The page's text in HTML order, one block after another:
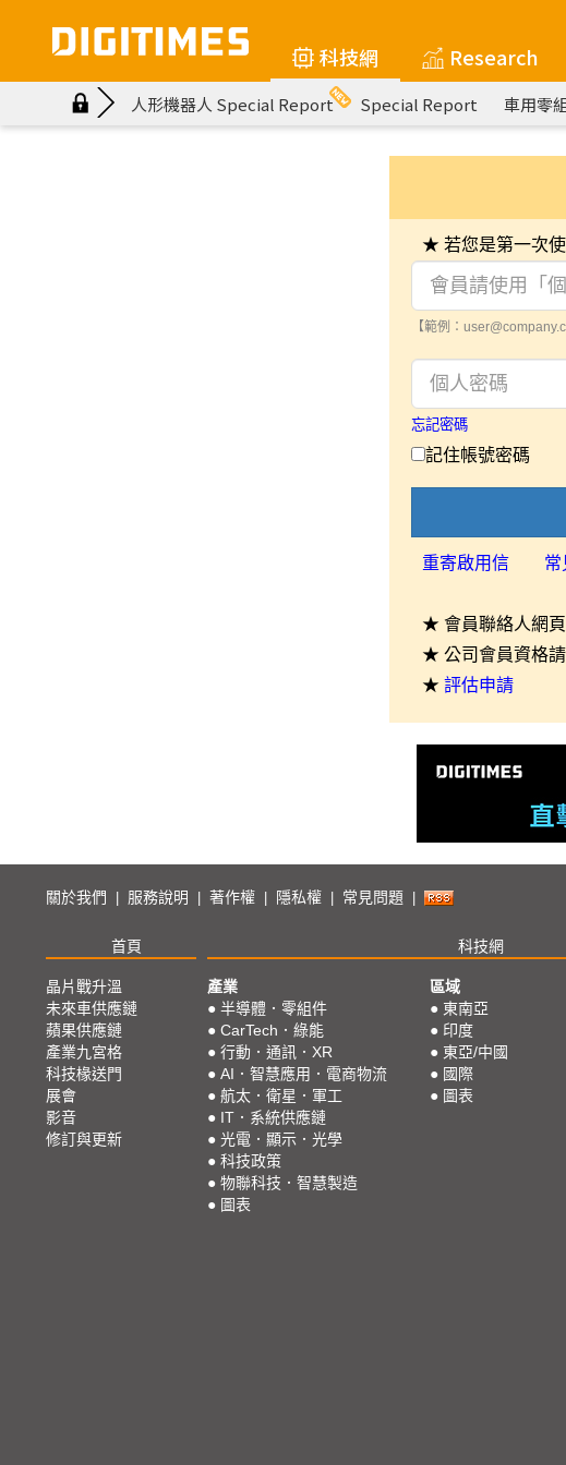
科技網 Research
人形機器人 Special Report Special Report 車用零
★ 若您是第一次
【範例：
忘記密碼
記住帳號密碼
重寄啟用信 常
★ 會員聯絡人網
★ 公司會員資格請
★ 評估申請
關於我們 服務說明 著作權 隱私權 常見問題
首頁 科技網
晶片戰升溫
未來車供應鏈
蘋果供應鏈
產業九宮格
科技椽送門
展會
影音
修訂與更新
產業
● 半導體．零組件
● CarTech．綠能
● 行動．通訊．XR
● AI．智慧應用．電商物流
● 航太．衛星．軍工
● IT．系統供應鏈
● 光電．顯示．光學
● 科技政策
● 物聯科技．智慧製造
● 圖表
區域
● 東南亞
● 印度
● 東亞/中國
● 國際
● 圖表